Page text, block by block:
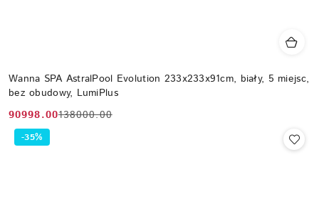
Wanna SPA AstralPool Evolution 233x233x91cm, biały, 5 miejsc,
bez obudowy, LumiPlus
Cena
promocyjna:
90998.00
Cena
przed
138000.00
-35%